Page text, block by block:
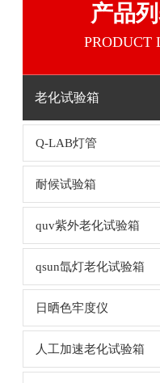
产品
PRODUCT
老化试验箱
Q-LAB灯管
耐候试验箱
quv紫外老化试验箱
qsun氙灯老化试验箱
日晒色牢度仪
人工加速老化试验箱